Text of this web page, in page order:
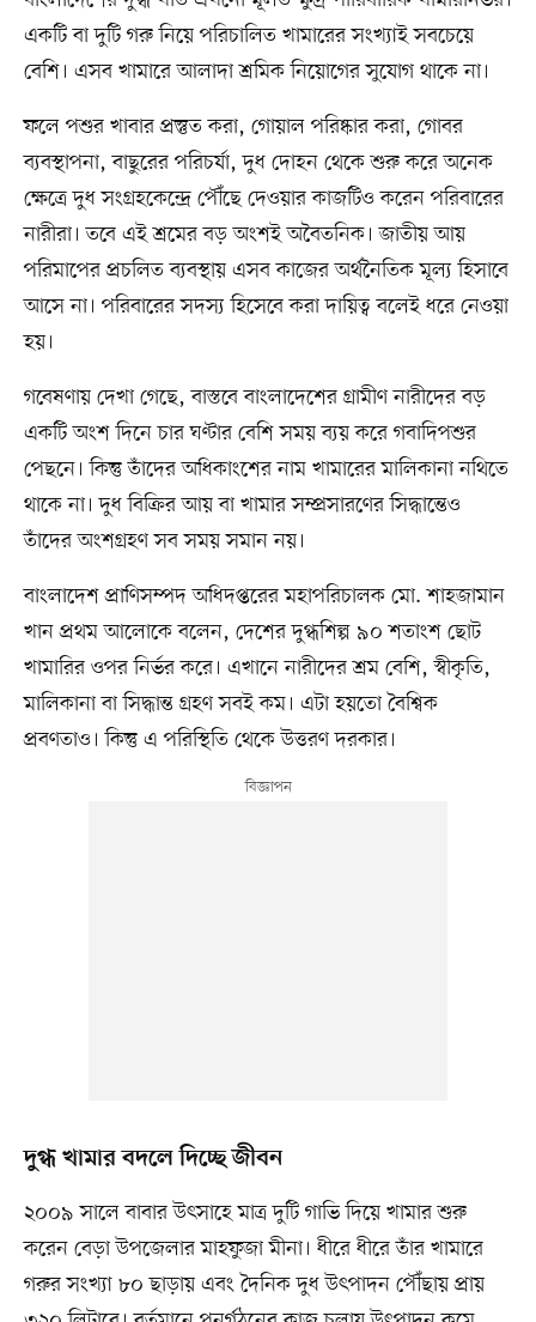
একটি বা দুটি গরু নিয়ে পরিচালিত খামারের সংখ্যাই সবচেয়ে
বেশি। এসব খামারে আলাদা শ্রমিক নিয়োগের সুযোগ থাকে না।
ফলে পশুর খাবার প্রস্তুত করা, গোয়াল পরিষ্কার করা, গোবর
ব্যবস্থাপনা, বাছুরের পরিচর্যা, দুধ দোহন থেকে শুরু করে অনেক
ক্ষেত্রে দুধ সংগ্রহকেন্দ্রে পৌঁছে দেওয়ার কাজটিও করেন পরিবারের
নারীরা। তবে এই শ্রমের বড় অংশই অবৈতনিক। জাতীয় আয়
পরিমাপের প্রচলিত ব্যবস্থায় এসব কাজের অর্থনৈতিক মূল্য হিসাবে
আসে না। পরিবারের সদস্য হিসেবে করা দায়িত্ব বলেই ধরে নেওয়া
হয়।
গবেষণায় দেখা গেছে, বাস্তবে বাংলাদেশের গ্রামীণ নারীদের বড়
একটি অংশ দিনে চার ঘণ্টার বেশি সময় ব্যয় করে গবাদিপশুর
পেছনে। কিন্তু তাঁদের অধিকাংশের নাম খামারের মালিকানা নথিতে
থাকে না। দুধ বিক্রির আয় বা খামার সম্প্রসারণের সিদ্ধান্তেও
তাঁদের অংশগ্রহণ সব সময় সমান নয়।
বাংলাদেশ প্রাণিসম্পদ অধিদপ্তরের মহাপরিচালক মো. শাহজামান
খান প্রথম আলোকে বলেন, দেশের দুগ্ধশিল্প ৯০ শতাংশ ছোট
খামারির ওপর নির্ভর করে। এখানে নারীদের শ্রম বেশি, স্বীকৃতি,
মালিকানা বা সিদ্ধান্ত গ্রহণ সবই কম। এটা হয়তো বৈশ্বিক
প্রবণতাও। কিন্তু এ পরিস্থিতি থেকে উত্তরণ দরকার।
দুগ্ধ খামার বদলে দিচ্ছে জীবন
২০০৯ সালে বাবার উৎসাহে মাত্র দুটি গাভি দিয়ে খামার শুরু
করেন বেড়া উপজেলার মাহফুজা মীনা। ধীরে ধীরে তাঁর খামারে
গরুর সংখ্যা ৮০ ছাড়ায় এবং দৈনিক দুধ উৎপাদন পৌঁছায় প্রায়